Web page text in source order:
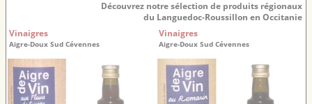
Découvrez notre sélection de produits régionaux
du Languedoc-Roussillon en Occitanie
Vinaigres
Aigre-Doux Sud Cévennes
Vinaigres
Aigre-Doux Sud Cévennes